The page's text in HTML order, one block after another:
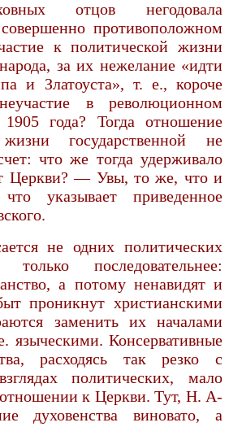
отцов негодовала
противоположном
к политической жизни
за их нежелание «идти
и Златоуста», т. е., короче
в революционном
года? Тогда отношение
государственной не
что же тогда удерживало
Церкви? — Увы, то же, что и
указывает приведенное
не одних политических
последовательнее:
а потому ненавидят и
проникнут христианскими
заменить их началами
языческими. Консервативные
расходясь так резко с
политических, мало
отношении к Церкви. Тут, Н. А-
духовенства виновато, а